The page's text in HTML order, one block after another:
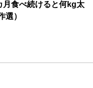
月食べ続けると何kg太
選）